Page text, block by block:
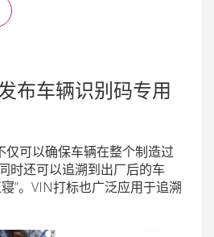
布车辆识别码专用
仅可以确保车辆在整个制造过
时还可以追溯到出厂后的车
”。VIN打标也广泛应用于追溯